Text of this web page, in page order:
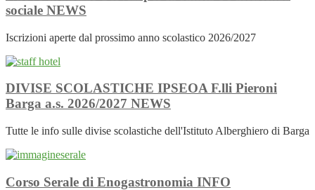
sociale NEWS
Iscrizioni aperte dal prossimo anno scolastico 2026/2027
DIVISE SCOLASTICHE IPSEOA F.lli Pieroni
Barga a.s. 2026/2027 NEWS
Tutte le info sulle divise scolastiche dell'Istituto Alberghiero di Barga
Corso Serale di Enogastronomia INFO